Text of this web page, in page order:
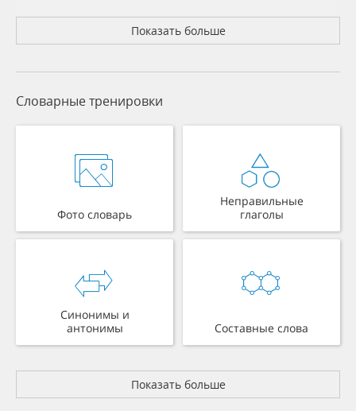
Показать больше
Словарные тренировки
Фото словарь
Неправильные
глаголы
Синонимы и
антонимы
Составные слова
Показать больше